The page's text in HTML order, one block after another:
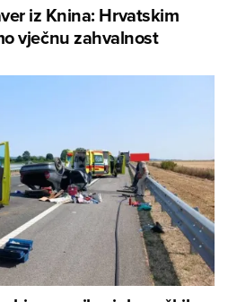
iz Knina: Hrvatskim
vječnu zahvalnost